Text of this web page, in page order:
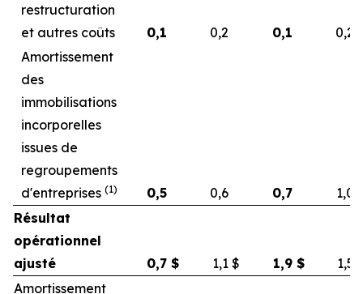
restructuration
et autres coûts
0,1 0,2 0,1
0,2
Amortissement
des
immobilisations
incorporelles
issues de
regroupements
d'entreprises (1) 0,5 0,6 0,7
1,0
Résultat
opérationnel
ajusté
0,7 $ 1,1 $ 1,9 $ 1,5
Amortissement